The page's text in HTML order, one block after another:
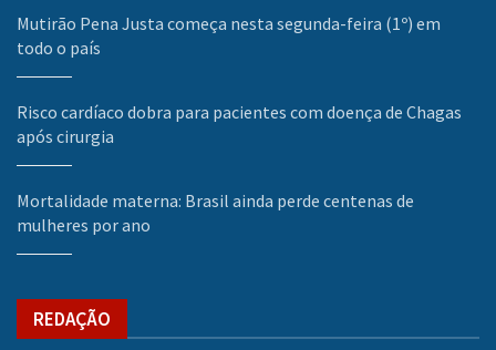
Mutirão Pena Justa começa nesta segunda-feira (1º) em
todo o país
Risco cardíaco dobra para pacientes com doença de Chagas
após cirurgia
Mortalidade materna: Brasil ainda perde centenas de
mulheres por ano
REDAÇÃO